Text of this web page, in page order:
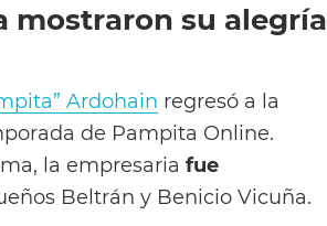
mostraron su alegría
Ardohain regresó a la
de Pampita Online.
la empresaria fue
Beltrán y Benicio Vicuña.